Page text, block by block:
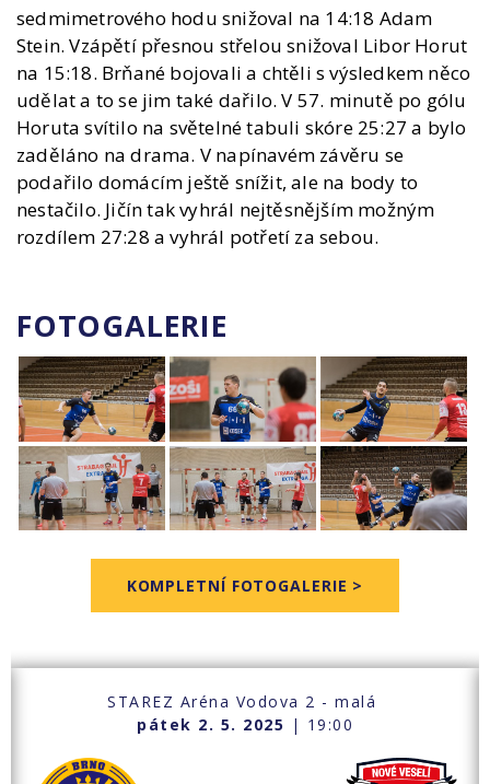
sedmimetrového hodu snižoval na 14:18 Adam
Stein. Vzápětí přesnou střelou snižoval Libor Horut
na 15:18. Brňané bojovali a chtěli s výsledkem něco
udělat a to se jim také dařilo. V 57. minutě po gólu
Horuta svítilo na světelné tabuli skóre 25:27 a bylo
zaděláno na drama. V napínavém závěru se
podařilo domácím ještě snížit, ale na body to
nestačilo. Jičín tak vyhrál nejtěsnějším možným
rozdílem 27:28 a vyhrál potřetí za sebou.
FOTOGALERIE
KOMPLETNÍ FOTOGALERIE >
STAREZ Aréna Vodova 2 - malá
pátek 2. 5. 2025 | 19:00